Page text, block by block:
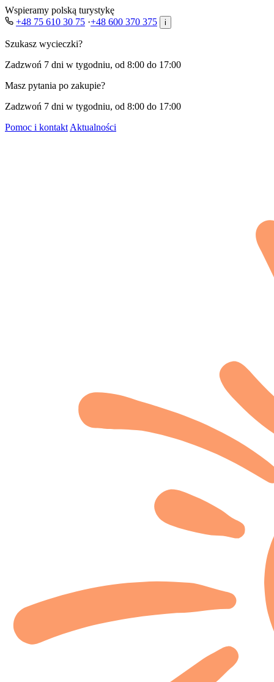
Wspieramy polską turystykę
+48 75 610 30 75 ·+48 600 370 375 i
Szukasz wycieczki?
Zadzwoń 7 dni w tygodniu, od 8:00 do 17:00
Masz pytania po zakupie?
Zadzwoń 7 dni w tygodniu, od 8:00 do 17:00
Pomoc i kontakt Aktualności